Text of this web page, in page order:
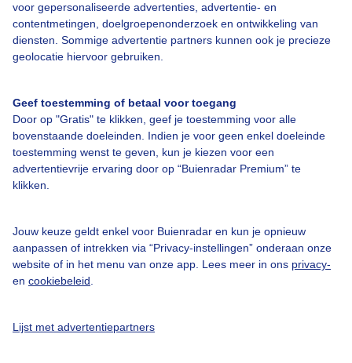
voor gepersonaliseerde advertenties, advertentie- en
contentmetingen, doelgroepenonderzoek en ontwikkeling van
diensten. Sommige advertentie partners kunnen ook je precieze
geolocatie hiervoor gebruiken.
Geef toestemming of betaal voor toegang
Door op "Gratis" te klikken, geef je toestemming voor alle
bovenstaande doeleinden. Indien je voor geen enkel doeleinde
toestemming wenst te geven, kun je kiezen voor een
advertentievrije ervaring door op “Buienradar Premium” te
klikken.
Jouw keuze geldt enkel voor Buienradar en kun je opnieuw
aanpassen of intrekken via “Privacy-instellingen” onderaan onze
website of in het menu van onze app. Lees meer in ons privacy-
en cookiebeleid
Lijst met advertentiepartners
Bedrijfsgegevens
Veelgestelde vragen
Contact
Gebruikersvoorwaarden
Adverteren
Buienradar Team